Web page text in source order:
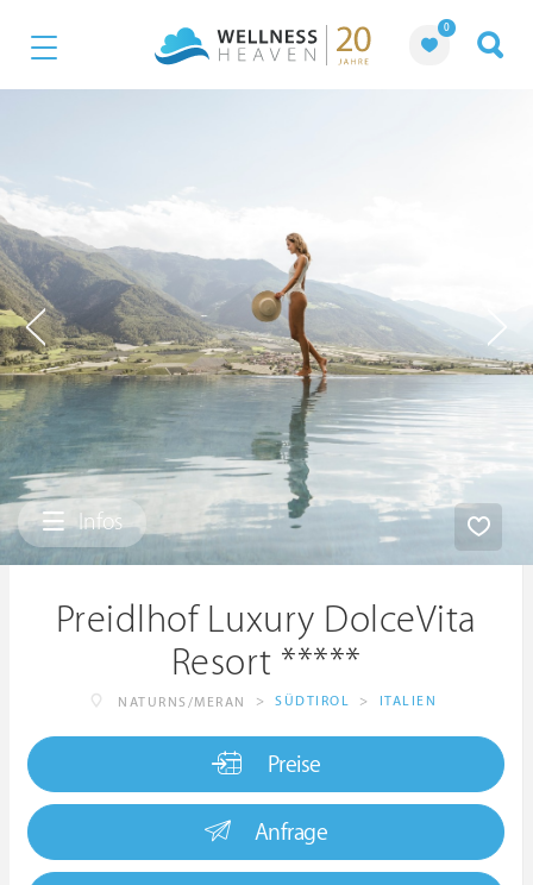
0
Infos
Preidlhof Luxury DolceVita
Resort *****
NATURNS/MERAN > SÜDTIROL > ITALIEN
Preise
Anfrage